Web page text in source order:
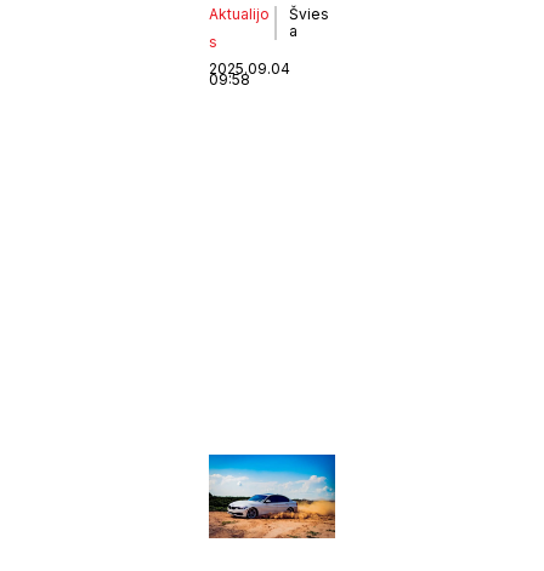
Aktualijo
s
Švies
a
2025.09.04
09:58